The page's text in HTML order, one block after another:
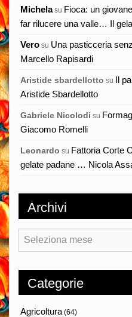
Michelasu Fioca: un
far rilucere una valle… Il
Vero su Una pasticceria
Marcello Rapisardi
Aristide sbardellotto su Il
Aristide Sbardellotto
Gabriele Nicolodi su
Giacomo Romelli
Leonardo su Fattoria Corte
gelate padane … Nicola
Archivi
Archivi
Categorie
Agricoltura(64)